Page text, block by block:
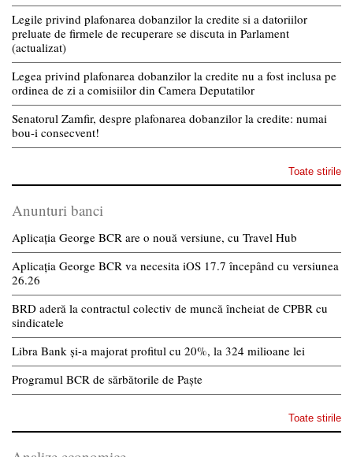
Legile privind plafonarea dobanzilor la credite si a datoriilor
preluate de firmele de recuperare se discuta in Parlament
(actualizat)
Legea privind plafonarea dobanzilor la credite nu a fost inclusa pe
ordinea de zi a comisiilor din Camera Deputatilor
Senatorul Zamfir, despre plafonarea dobanzilor la credite: numai
bou-i consecvent!
Toate stirile
Anunturi banci
Aplicația George BCR are o nouă versiune, cu Travel Hub
Aplicația George BCR va necesita iOS 17.7 începând cu versiunea
26.26
BRD aderă la contractul colectiv de muncă încheiat de CPBR cu
sindicatele
Libra Bank și-a majorat profitul cu 20%, la 324 milioane lei
Programul BCR de sărbătorile de Paște
Toate stirile